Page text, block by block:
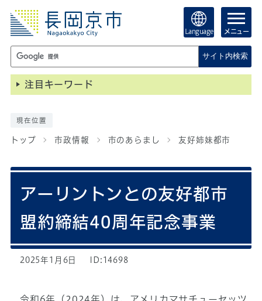
Language メニュー
サイト内検索
注目キーワード
現在位置
トップ 市政情報 市のあらまし 友好姉妹都市
アーリントンとの友好都市
盟約締結40周年記念事業
2025年1月6日 ID:14698